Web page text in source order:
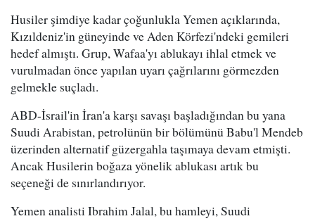
Husiler şimdiye kadar çoğunlukla Yemen açıklarında,
Kızıldeniz'in güneyinde ve Aden Körfezi'ndeki gemileri
hedef almıştı. Grup, Wafaa'yı ablukayı ihlal etmek ve
vurulmadan önce yapılan uyarı çağrılarını görmezden
gelmekle suçladı.
ABD-İsrail'in İran'a karşı savaşı başladığından bu yana
Suudi Arabistan, petrolünün bir bölümünü Babu'l Mendeb
üzerinden alternatif güzergahla taşımaya devam etmişti.
Ancak Husilerin boğaza yönelik ablukası artık bu
seçeneği de sınırlandırıyor.
Yemen analisti Ibrahim Jalal, bu hamleyi, Suudi